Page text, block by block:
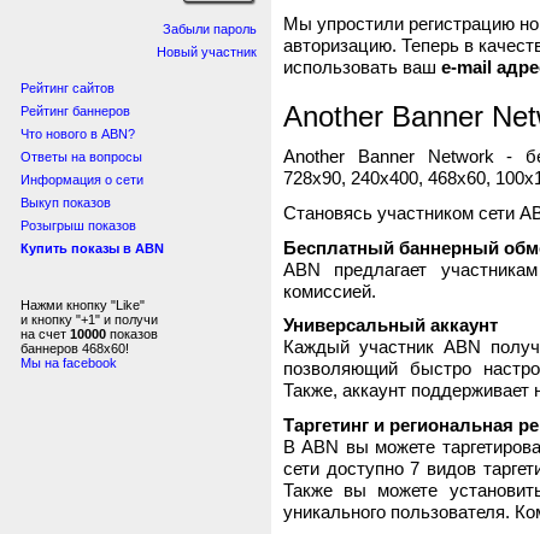
Забыли пароль
Новый участник
Рейтинг сайтов
Рейтинг баннеров
Что нового в ABN?
Ответы на вопросы
Информация о сети
Выкуп показов
Розыгрыш показов
Купить показы в ABN
Нажми кнопку "Like"
и кнопку "+1" и получи
на счет 10000 показов
баннеров 468x60!
Мы на facebook
Мы упростили регистрацию
авторизацию. Теперь в
использовать ваш e-mail
Another Banner
Another Banner Network -
728x90, 240x400, 468x60,
Становясь участником сети
Бесплатный баннерный
ABN предлагает
комиссией.
Универсальный аккаунт
Каждый участник ABN
позволяющий быстро
Также, аккаунт поддерживает
Таргетинг и региональная
В ABN вы можете
сети доступно 7 видов
Также вы можете
уникального пользователя.